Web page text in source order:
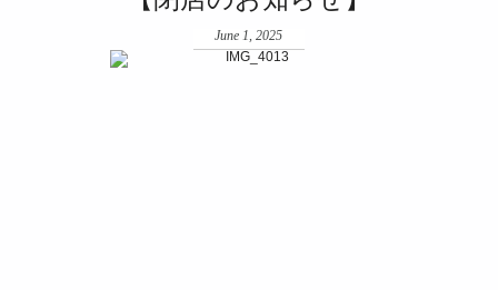
June 1, 2025